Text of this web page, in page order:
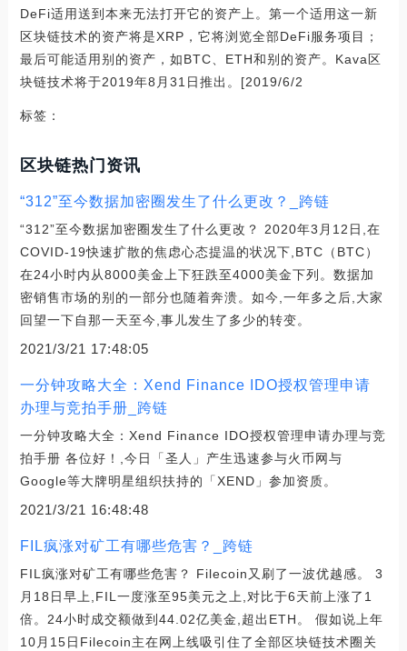
DeFi适用送到本来无法打开它的资产上。第一个适用这一新
区块链技术的资产将是XRP，它将浏览全部DeFi服务项目；
最后可能适用别的资产，如BTC、ETH和别的资产。Kava区
块链技术将于2019年8月31日推出。[2019/6/2
标签：
区块链热门资讯
“312”至今数据加密圈发生了什么更改？_跨链
“312”至今数据加密圈发生了什么更改？ 2020年3月12日,在
COVID-19快速扩散的焦虑心态提温的状况下,BTC（BTC）
在24小时内从8000美金上下狂跌至4000美金下列。数据加
密销售市场的别的一部分也随着奔溃。如今,一年多之后,大家
回望一下自那一天至今,事儿发生了多少的转变。
2021/3/21 17:48:05
一分钟攻略大全：Xend Finance IDO授权管理申请
办理与竞拍手册_跨链
一分钟攻略大全：Xend Finance IDO授权管理申请办理与竞
拍手册 各位好！,今日「圣人」产生迅速参与火币网与
Google等大牌明星组织扶持的「XEND」参加资质。
2021/3/21 16:48:48
FIL疯涨对矿工有哪些危害？_跨链
FIL疯涨对矿工有哪些危害？ Filecoin又刷了一波优越感。 3
月18日早上,FIL一度涨至95美元之上,对比于6天前上涨了1
倍。24小时成交额做到44.02亿美金,超出ETH。 假如说上年
10月15日Filecoin主在网上线吸引住了全部区块链技术圈关